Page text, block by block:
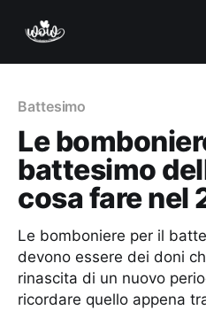
Battesimo
Le
battesimo
cosa fare nel
Le bomboniere per il
devono essere dei doni
rinascita di un nuovo
ricordare quello appena